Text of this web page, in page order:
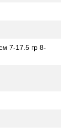
7-17.5 гр 8-